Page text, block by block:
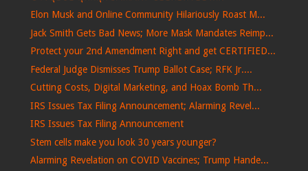
Elon Musk and Online Community Hilariously Roast M...
Jack Smith Gets Bad News; More Mask Mandates Reimp...
Protect your 2nd Amendment Right and get CERTIFIED...
Federal Judge Dismisses Trump Ballot Case; RFK Jr....
Cutting Costs, Digital Marketing, and Hoax Bomb Th...
IRS Issues Tax Filing Announcement; Alarming Revel...
IRS Issues Tax Filing Announcement
Stem cells make you look 30 years younger?
Alarming Revelation on COVID Vaccines; Trump Hande...